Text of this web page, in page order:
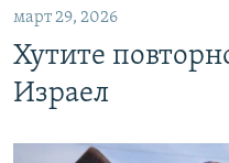
март 29, 2026
Хутите
Израел